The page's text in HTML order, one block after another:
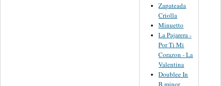
Zapateada
Criolla
Minuetto
La Pajarera -
Por Ti Mi
Corazon - La
Valentina
Doublee In
B minor